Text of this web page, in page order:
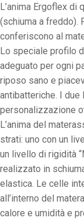
L’anima Ergoflex di
(schiuma a freddo).
conferiscono al
Lo speciale profilo
adeguato per ogni
riposo sano e
antibatteriche. I due
personalizzazione
L’anima del
strati: uno con un
un livello di rigidità
realizzato in
elastica. Le celle
all’interno del
calore e umidità e